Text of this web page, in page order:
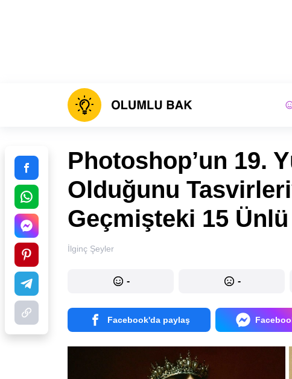
Photoshop’un 19.
Olduğunu
Geçmişteki 15
İlginç Şeyler
- -
Facebook'da paylaş